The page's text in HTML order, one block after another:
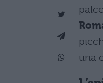
una